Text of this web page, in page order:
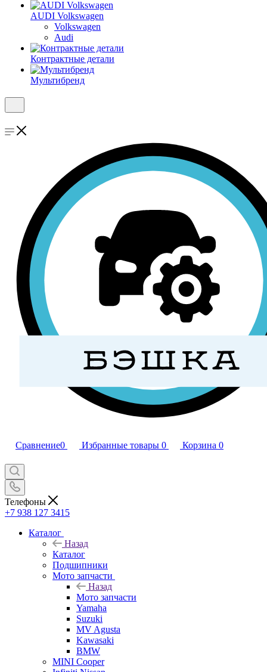
AUDI Volkswagen
Volkswagen
Audi
Контрактные детали
Мультибренд
Сравнение0 Избранные товары 0 Корзина 0
Телефоны
+7 938 127 3415
Каталог
Назад
Каталог
Подшипники
Мото запчасти
Назад
Мото запчасти
Yamaha
Suzuki
MV Agusta
Kawasaki
BMW
MINI Cooper